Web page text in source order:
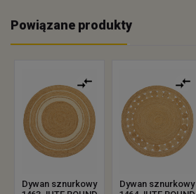
Powiązane produkty
Dywan sznurkowy
Dywan sznurkowy